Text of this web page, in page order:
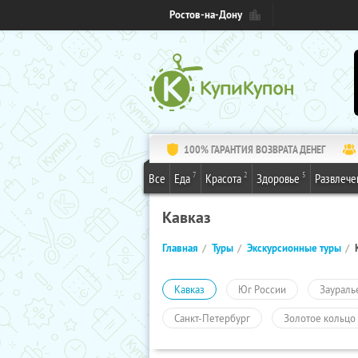
Ростов-на-Дону
100% ГАРАНТИЯ ВОЗВРАТА ДЕНЕГ
Все Еда 7 Красота 2 Здоровье 5
Кавказ
Главная Туры Экскурсионные туры
Кавказ Юг России
Санкт-Петербург Золотое кольцо